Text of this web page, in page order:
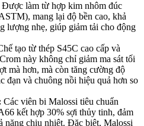
Được làm từ hợp kim nhôm đúc
mang lại độ bền cao, khả
lượng nhẹ, giúp giảm tải cho động
tạo từ thép S45C cao cấp và
này không chỉ giảm ma sát tối
mà hơn, mà còn tăng cường độ
đạn và chuông nồi hiệu quả hơn so
Các viên bi Malossi tiêu chuẩn
kết hợp 30% sợi thủy tinh, đảm
năng chịu nhiệt. Đặc biệt, Malossi